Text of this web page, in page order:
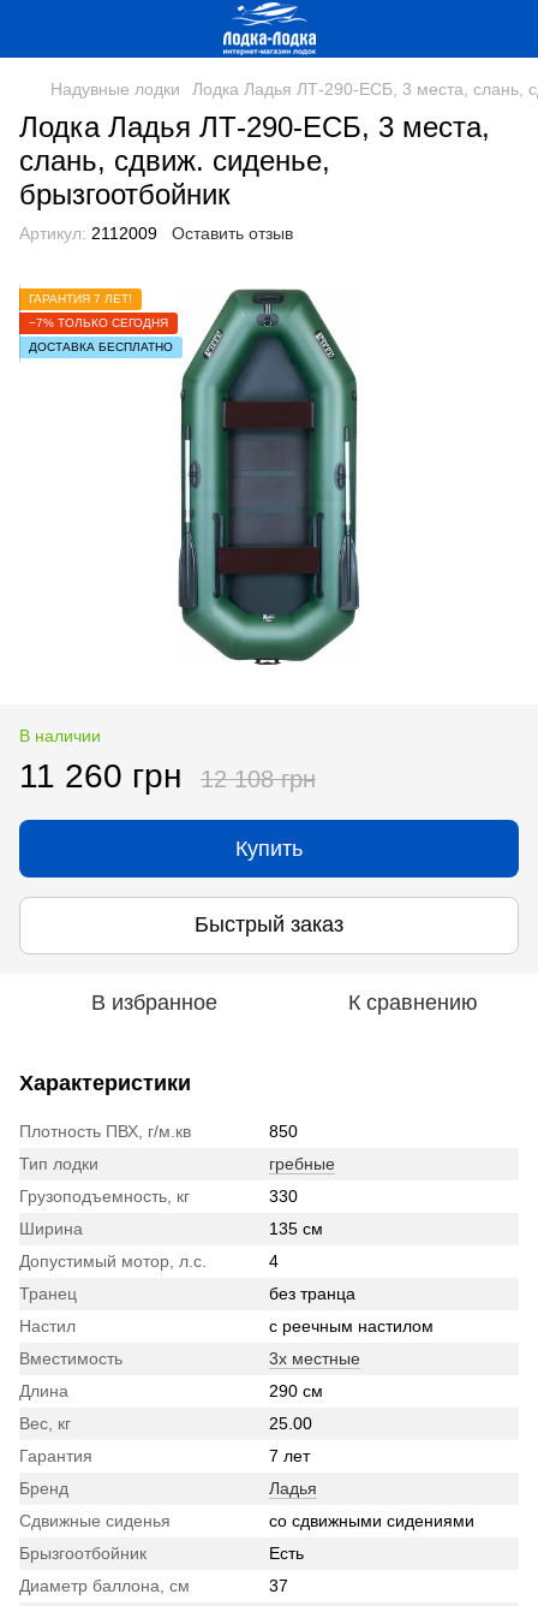
Надувные лодки Лодка Ладья ЛТ-290-ЕСБ, 3 места, слань,
Лодка Ладья ЛТ-290-ЕСБ, 3 места,
слань, сдвиж. сиденье,
брызгоотбойник
Артикул: 2112009 Оставить отзыв
ГАРАНТИЯ 7 ЛЕТ!
−7% ТОЛЬКО СЕГОДНЯ
ДОСТАВКА БЕСПЛАТНО
В наличии
11 260 грн 12 108 грн
Купить
Быстрый заказ
В избранное К сравнению
Характеристики
Плотность ПВХ, г/м.кв
850
Тип лодки
гребные
Грузоподъемность, кг
330
Ширина
135 см
Допустимый мотор, л.с.
4
Транец
без транца
Настил
с реечным настилом
Вместимость
3х местные
Длина
290 см
Вес, кг
25.00
Гарантия
7 лет
Бренд
Ладья
Сдвижные сиденья
со сдвижными сидениями
Брызгоотбойник
Есть
Диаметр баллона, см
37